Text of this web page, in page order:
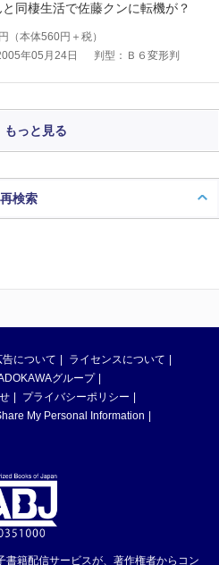
同棲生活で佐藤クンに転機が？
円（本体560円＋税）
年05月24日
判型：Ｂ６変形判
もっと見る
再検索
告について
ライセンスについて
グループ
プライバシーポリシー
My Personal Information
籍配信サービスが、著作権者からコン